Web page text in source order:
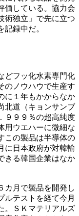
価している。協力会
術独立」で先に立つ
録中だ。
どフッ化水素専門化
のノウハウで生産す
に１年もかからなか
北道（キョンサンブ
９９９％の超高純度
用ウエハーに微細な
この製品は半導体の
に日本政府が対韓輸
きる韓国企業はなか
カ月で製品を開発し
ルテストを経て今月
。ＳＫマテリアルズ